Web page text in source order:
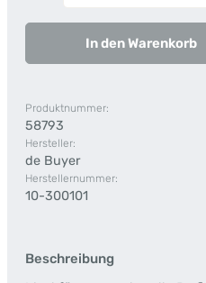
In den Warenkorb
Produktnummer:
58793
Hersteller:
de Buyer
Herstellernummer:
10-300101
Beschreibung